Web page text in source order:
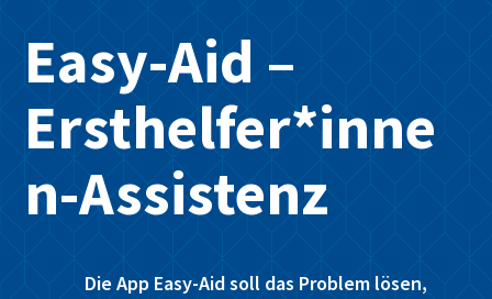
Easy-Aid –
Ersthelfer*inne
n-Assistenz
Die App Easy-Aid soll das Problem lösen,